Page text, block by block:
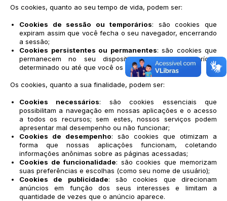
Os cookies, quanto ao seu tempo de vida, podem ser:
Cookies de sessão ou temporários: são cookies que
expiram assim que você fecha o seu navegador, encerrando
a sessão;
Cookies persistentes ou permanentes: são cookies que
permanecem no seu dispositivo durante um período
determinado ou até que você os exclua.
Os cookies, quanto a sua finalidade, podem ser:
Cookies necessários: são cookies essenciais que
possibilitam a navegação em nossas aplicações e o acesso
a todos os recursos; sem estes, nossos serviços podem
apresentar mal desempenho ou não funcionar;
Cookies de desempenho: são cookies que otimizam a
forma que nossas aplicações funcionam, coletando
informações anônimas sobre as páginas acessadas;
Cookies de funcionalidade: são cookies que memorizam
suas preferências e escolhas (como seu nome de usuário);
Cookies de publicidade: são cookies que direcionam
anúncios em função dos seus interesses e limitam a
quantidade de vezes que o anúncio aparece.